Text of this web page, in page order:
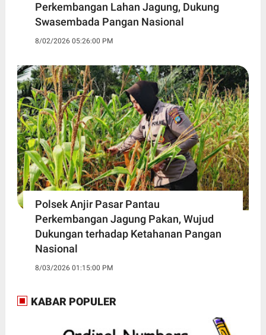
Perkembangan Lahan Jagung, Dukung
Swasembada Pangan Nasional
8/02/2026 05:26:00 PM
Polsek Anjir Pasar Pantau
Perkembangan Jagung Pakan, Wujud
Dukungan terhadap Ketahanan Pangan
Nasional
8/03/2026 01:15:00 PM
KABAR POPULER